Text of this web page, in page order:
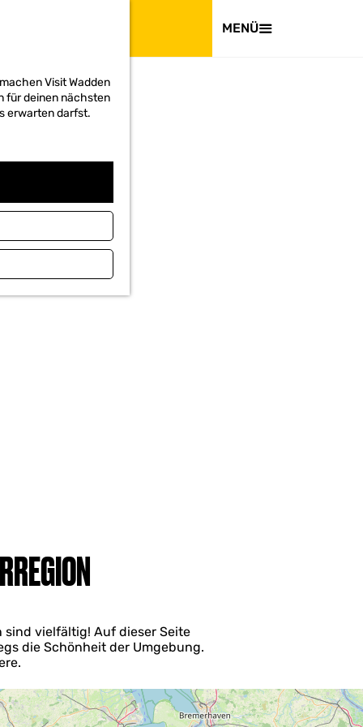
Visit Wadden
für deinen nächsten
erwarten darfst.
MENÜ
sind vielfältig! Auf dieser Seite
die Schönheit der Umgebung.